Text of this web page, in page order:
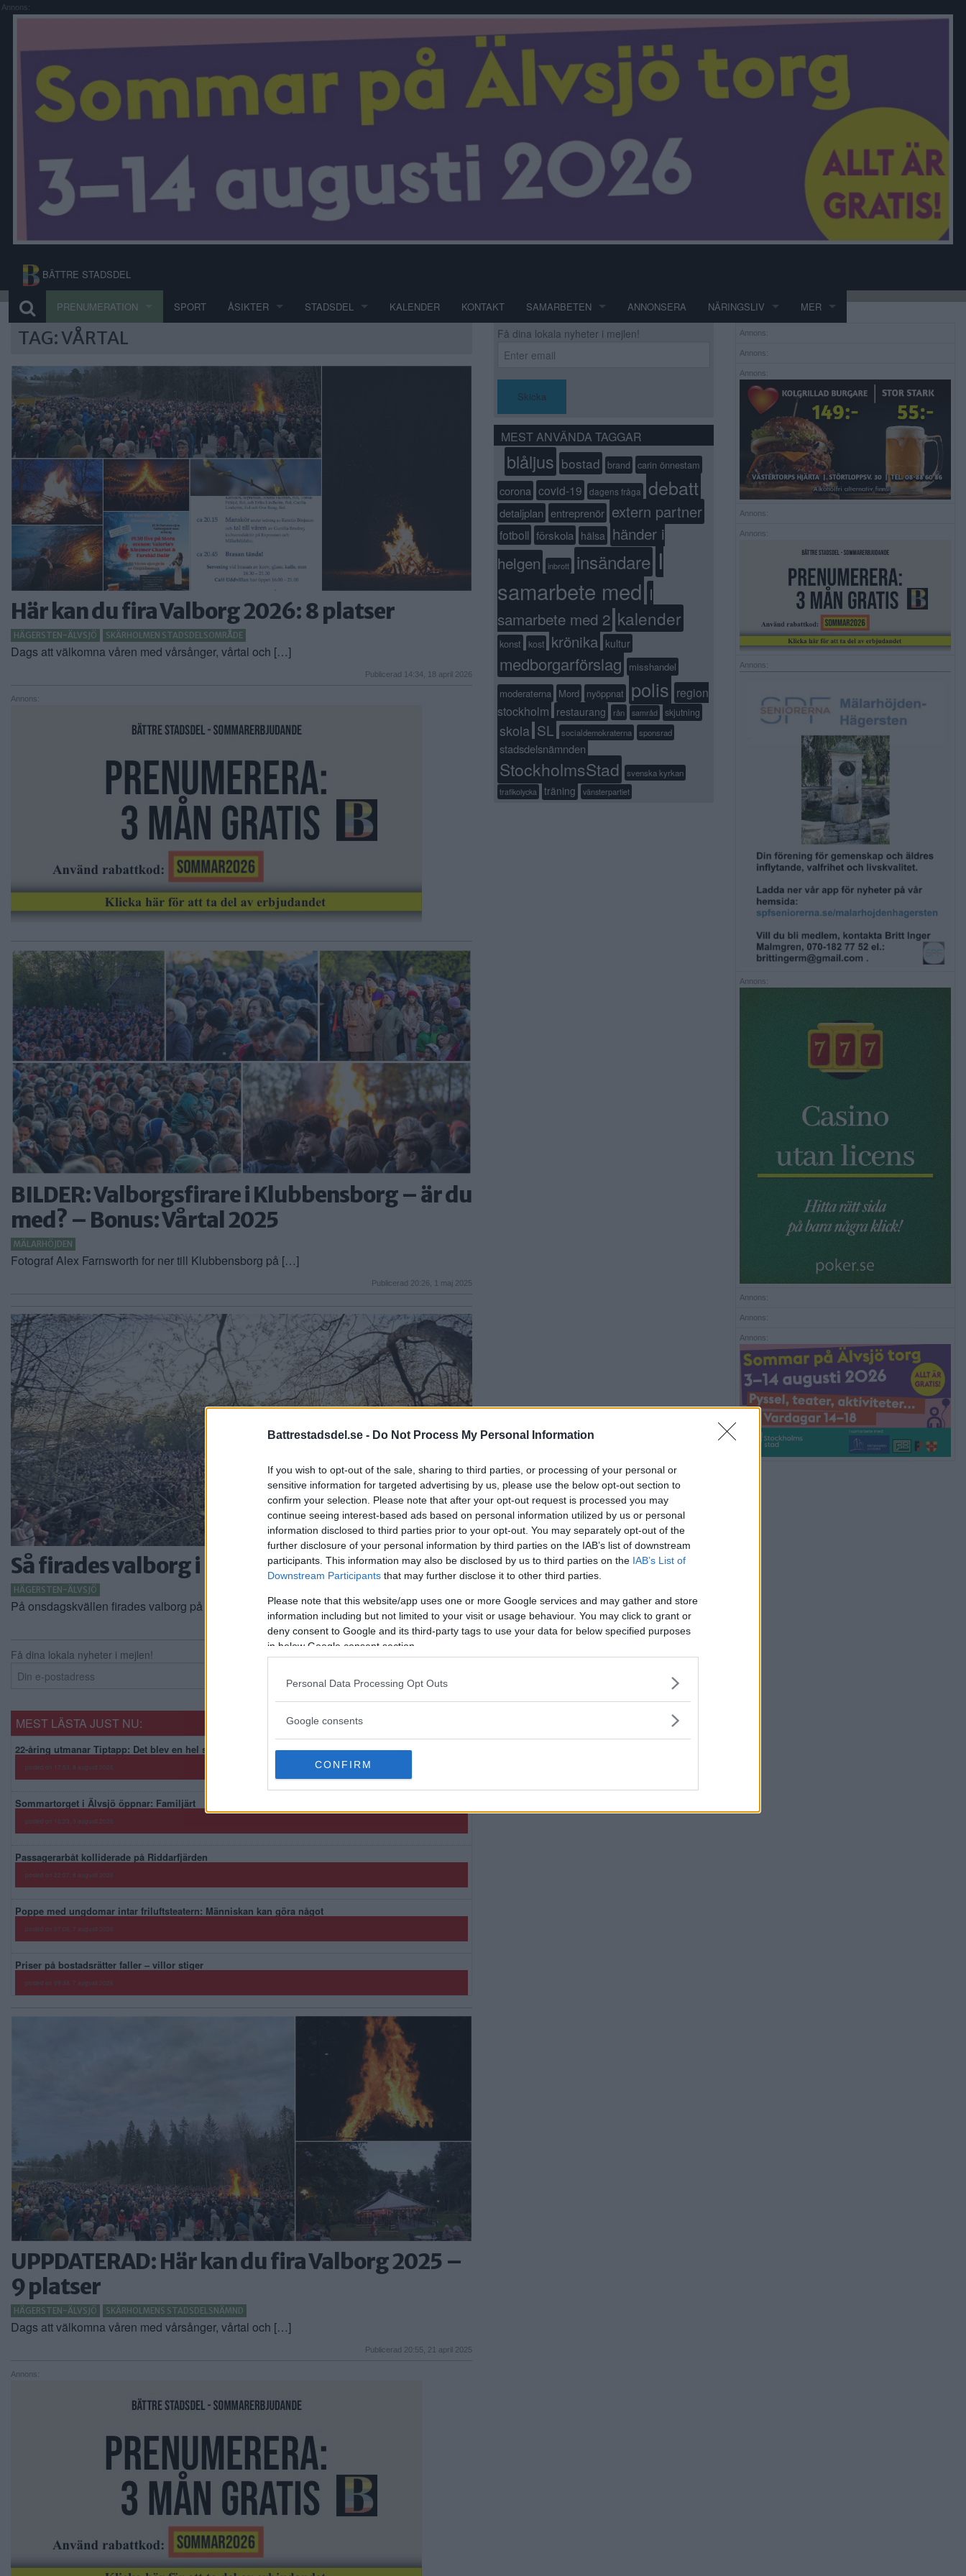
Battrestadsdel.se - Do Not Process My Personal Information
If you wish to opt-out of the sale, sharing to third parties, or processing of your personal or
sensitive information for targeted advertising by us, please use the below opt-out section to
confirm your selection. Please note that after your opt-out request is processed you may
continue seeing interest-based ads based on personal information utilized by us or personal
information disclosed to third parties prior to your opt-out. You may separately opt-out of the
further disclosure of your personal information by third parties on the IAB’s list of downstream
participants. This information may also be disclosed by us to third parties on the IAB’s List of
Downstream Participants that may further disclose it to other third parties.
Please note that this website/app uses one or more Google services and may gather and store
information including but not limited to your visit or usage behaviour. You may click to grant or
deny consent to Google and its third-party tags to use your data for below specified purposes
in below Google consent section.
Personal Data Processing Opt Outs
Google consents
CONFIRM
Annons:
BÄTTRE STADSDEL
PRENUMERATION SPORT ÅSIKTER STADSDEL KALENDER KONTAKT SAMARBETEN ANNONSERA NÄRINGSLIV MER
TAG: VÅRTAL
Här kan du fira Valborg 2026: 8 platser
HÄGERSTEN-ÄLVSJÖ SKÄRHOLMEN STADSDELSOMRÅDE
Dags att välkomna våren med vårsånger, vårtal och […]
Publicerad 14:34, 18 april 2026
Annons:
BILDER: Valborgsfirare i Klubbensborg – är du
med? – Bonus: Vårtal 2025
MÄLARHÖJDEN
Fotograf Alex Farnsworth for ner till Klubbensborg på […]
Publicerad 20:26, 1 maj 2025
Så firades valborg i Hägersten-Älvsjö
HÄGERSTEN-ÄLVSJÖ
På onsdagskvällen firades valborg på flera platser i […]
Publicerad 23:30, 30 april 2025
Få dina lokala nyheter i mejlen!
MEST LÄSTA JUST NU:
22-åring utmanar Tiptapp: Det blev en hel sommar framför datorn
posted on 17:53, 8 augusti 2026
Sommartorget i Älvsjö öppnar: Familjärt
posted on 16:23, 3 augusti 2026
Passagerarbåt kolliderade på Riddarfjärden
posted on 22:07, 8 augusti 2026
Poppe med ungdomar intar friluftsteatern: Människan kan göra något
posted on 07:08, 7 augusti 2026
Priser på bostadsrätter faller – villor stiger
posted on 09:38, 7 augusti 2026
UPPDATERAD: Här kan du fira Valborg 2025 –
9 platser
HÄGERSTEN-ÄLVSJÖ SKÄRHOLMENS STADSDELSNÄMND
Dags att välkomna våren med vårsånger, vårtal och […]
Publicerad 20:55, 21 april 2025
Annons:
Få dina lokala nyheter i mejlen!
Skicka
MEST ANVÄNDA TAGGAR
blåljus bostad brand carin önnestam
corona covid-19 dagens fråga debatt
detaljplan entreprenör extern partner
fotboll förskola hälsa händer i
helgen
inbrott insändare I
samarbete med I
samarbete med 2 kalender
konst kost krönika kultur
medborgarförslag
misshandel
moderaterna Mord nyöppnat polis region
stockholm restaurang rån samråd skjutning
skola SL socialdemokraterna sponsrad
stadsdelsnämnden
StockholmsStad svenska kyrkan
trafikolycka träning vänsterpartiet
Annons:
Annons:
Annons:
Annons:
Annons:
Annons:
Annons:
Annons:
Annons:
Annons: